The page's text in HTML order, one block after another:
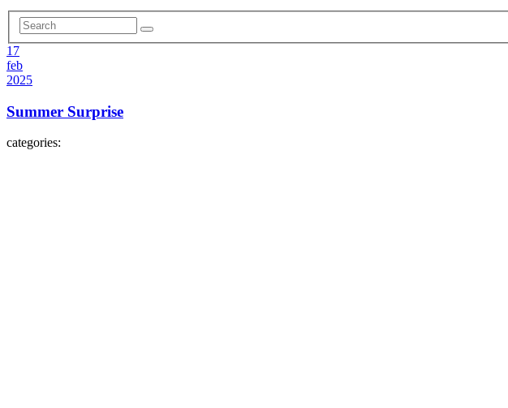
17
feb
2025
Summer Surprise
categories: